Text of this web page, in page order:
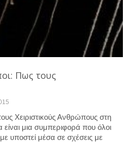
Πως τους
Χειριστικούς Ανθρώπους στη
είναι μια συμπεριφορά που όλοι
υποστεί μέσα σε σχέσεις με